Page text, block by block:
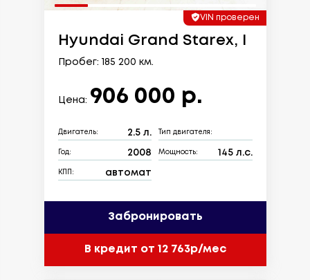
VIN проверен
Hyundai Grand Starex, I
Пробег: 185 200 км.
Цена: 906 000 р.
Двигатель: 2.5 л. Тип двигателя:
Год: 2008 Мощность: 145 л.с.
КПП: автомат
Забронировать
В кредит от 12 763р/мес